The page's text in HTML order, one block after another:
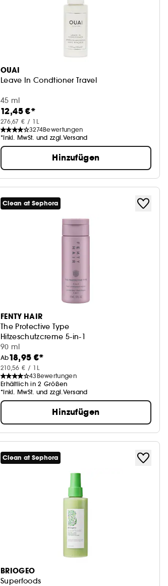
OUAI
Leave In Condtioner Travel
45 ml
12,45 €*
276,67 € / 1L
3274Bewertungen
*Inkl. MwSt. und zzgl.Versand
Hinzufügen
Clean at Sephora
FENTY HAIR
The Protective Type
Hitzeschutzcreme 5-in-1
90 ml
Ab18,95 €*
210,56 € / 1L
43 Bewertungen
Erhältlich in 2 Größen
*Inkl. MwSt. und zzgl.Versand
Hinzufügen
Clean at Sephora
BRIOGEO
Superfoods